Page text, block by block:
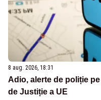
8 aug. 2026, 18:31
Adio, alerte de poliție
de Justiție a UE